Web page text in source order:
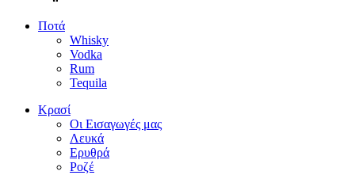
Ποτά
Whisky
Vodka
Rum
Tequila
Κρασί
Οι Εισαγωγές μας
Λευκά
Ερυθρά
Ροζέ